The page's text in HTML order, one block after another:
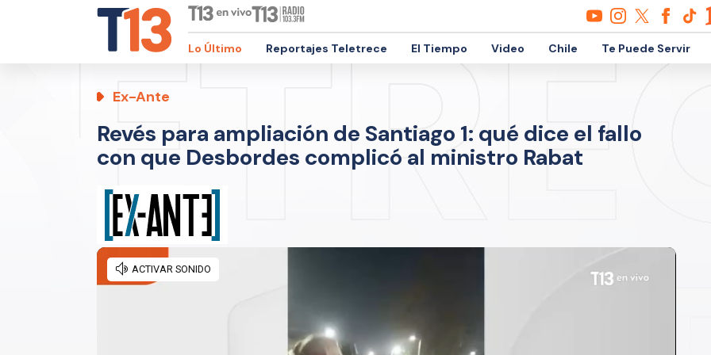
Lo Último Reportajes Teletrece El Tiempo Video Chile Te Puede Servir
Ex-Ante
Revés para ampliación de Santiago 1: qué dice el fallo
con que Desbordes complicó al ministro Rabat